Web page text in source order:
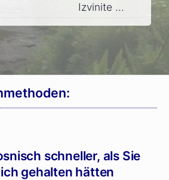
Izvinite ...
schneller, als Sie
gehalten hätten